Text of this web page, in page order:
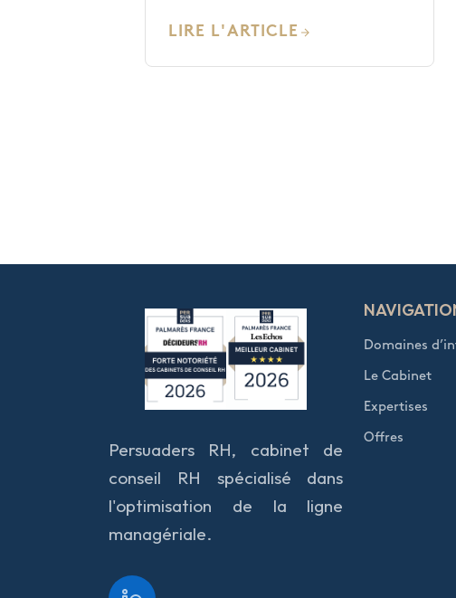
LIRE L'ARTICLE
Persuaders RH, cabinet de
conseil RH spécialisé dans
l'optimisation de la ligne
managériale.
Domaines
Le Cabinet
Expertises
Offres